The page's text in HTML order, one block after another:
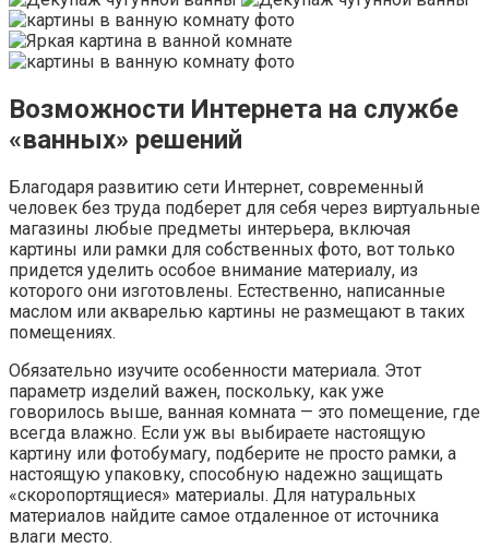
Возможности Интернета на службе
«ванных» решений
Благодаря развитию сети Интернет, современный
человек без труда подберет для себя через виртуальные
магазины любые предметы интерьера, включая
картины или рамки для собственных фото, вот только
придется уделить особое внимание материалу, из
которого они изготовлены. Естественно, написанные
маслом или акварелью картины не размещают в таких
помещениях.
Обязательно изучите особенности материала. Этот
параметр изделий важен, поскольку, как уже
говорилось выше, ванная комната — это помещение, где
всегда влажно. Если уж вы выбираете настоящую
картину или фотобумагу, подберите не просто рамки, а
настоящую упаковку, способную надежно защищать
«скоропортящиеся» материалы. Для натуральных
материалов найдите самое отдаленное от источника
влаги место.